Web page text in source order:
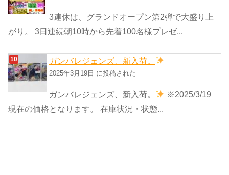
3連休は、グランドオープン第2弾で大盛り上
がり。 3日連続朝10時から先着100名様プレゼ...
ガンバレジェンズ、新入荷。
2025年3月19日 に投稿された
ガンバレジェンズ、新入荷。
※2025/3/19
現在の価格となります。 在庫状況・状態...